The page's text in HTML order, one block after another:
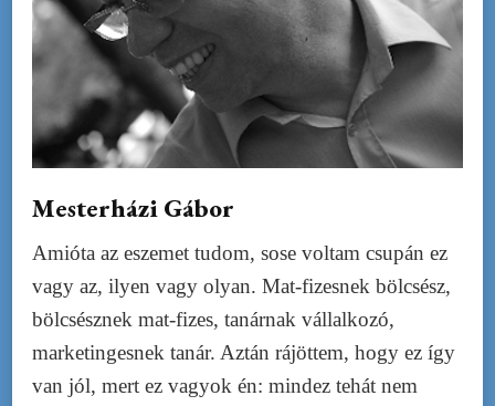
Mesterházi Gábor
Amióta az eszemet tudom, sose voltam csupán ez
vagy az, ilyen vagy olyan. Mat-fizesnek bölcsész,
bölcsésznek mat-fizes, tanárnak vállalkozó,
marketingesnek tanár. Aztán rájöttem, hogy ez így
van jól, mert ez vagyok én: mindez tehát nem